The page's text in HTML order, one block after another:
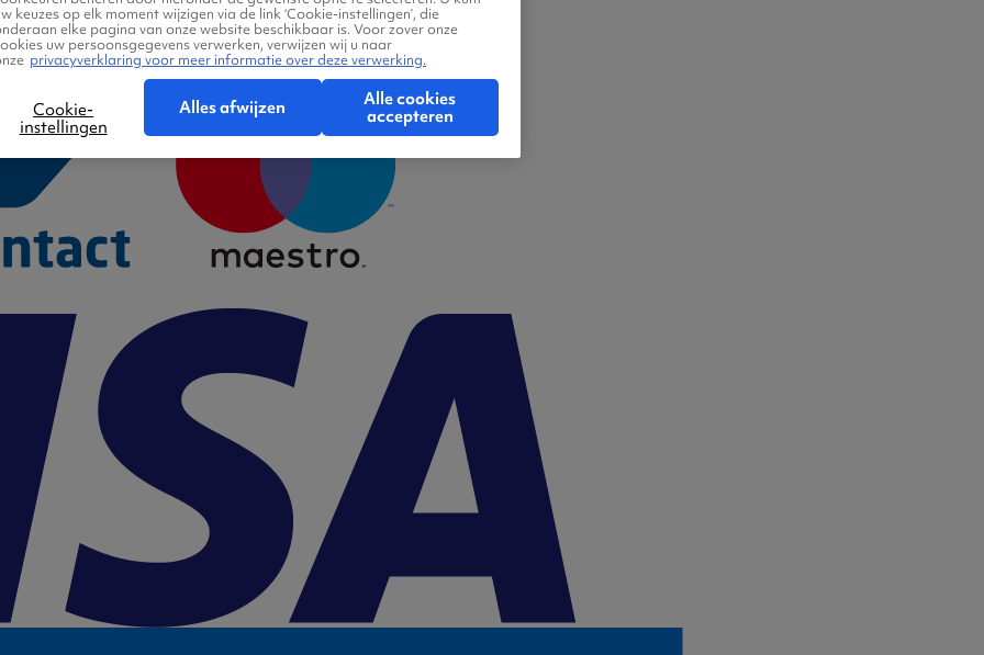
keuzes op elk moment wijzigen via de link ‘Cookie-instellingen’, die
elke pagina van onze website beschikbaar is. Voor zover onze
uw persoonsgegevens verwerken, verwijzen wij u naar
privacyverklaring voor meer informatie over deze verwerking.
Cookie-
instellingen
Alles afwijzen
Alle cookies
accepteren